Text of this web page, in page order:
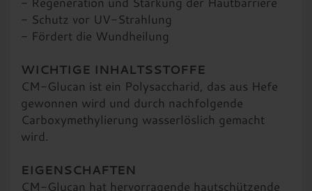
Produkte auch in Zukunft an Ihren individuellen
und jahreszeitlich beeinflussten Hautzustand
anzupassen.
Versandkostenfrei ab einem Mindestbestellwert
von 24,99 € deutschlandweit!
Bio-Kosmetik Dr. Brockmeier
Stolzestr. 11
44139 Dortmund
Tel.: +49 178 810 9522
- Schutz vor UV-Strahlung
- Fördert die Wundheilung
WICHTIGE INHALTSSTOFFE
CM-Glucan ist ein Polysaccharid, das aus Hefe
gewonnen wird und durch nachfolgende
Carboxymethylierung wasserlöslich gemacht
wird.
EIGENSCHAFTEN
CM-Glucan hat hervorragende hautschützende